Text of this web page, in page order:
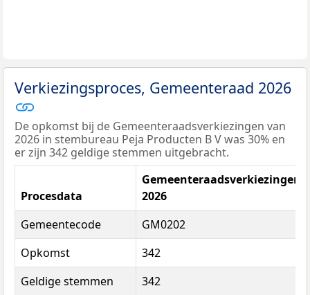
Verkiezingsproces, Gemeenteraad 2026
De opkomst bij de Gemeenteraadsverkiezingen van
2026 in stembureau Peja Producten B V was 30% en
er zijn 342 geldige stemmen uitgebracht.
Procesdata
Gemeenteraadsverkiezingen
2026
Gemeentecode
GM0202
Opkomst
342
Geldige stemmen
342